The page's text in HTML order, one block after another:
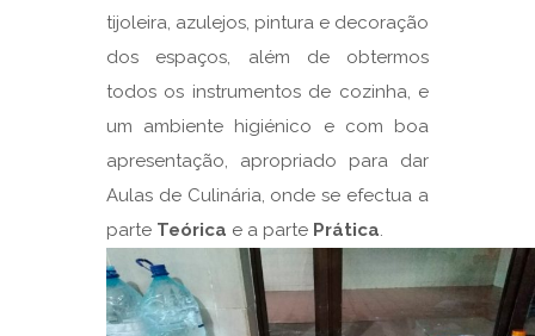
tijoleira, azulejos, pintura e decoração
dos espaços, além de obtermos
todos os instrumentos de cozinha, e
um ambiente higiénico e com boa
apresentação, apropriado para dar
Aulas de Culinária, onde se efectua a
parte Teórica e a parte Prática.